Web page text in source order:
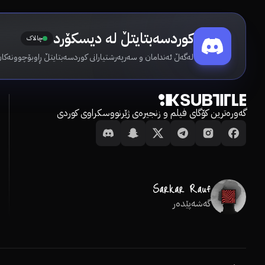
کوردسەبتایتڵ لە دیسکۆرد چالاک
لەگەڵ ئەندامان و سەرپەرشتیارانی کوردسەبتایتڵ
گەورەترین کۆگای فیلم و زنجیرەی ژێرنووسکراوی کوردی
گەشەپێدەر